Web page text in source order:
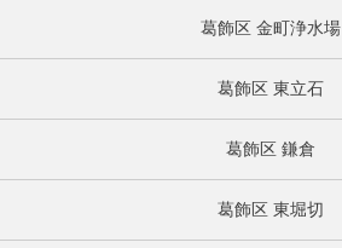
葛飾区 金町浄水場
葛飾区 東立石
葛飾区 鎌倉
葛飾区 東堀切